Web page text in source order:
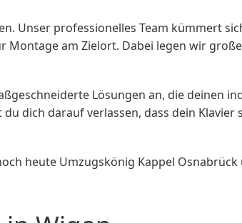
Unser professionelles Team kümmert
Montage am Zielort. Dabei legen wir
Lösungen an, die deinen
dich darauf verlassen, dass dein Klavier
heute Umzugskönig Kappel Osnabrück